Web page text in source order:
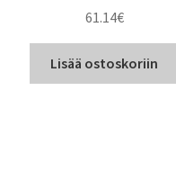
61.14€
Lisää ostoskoriin